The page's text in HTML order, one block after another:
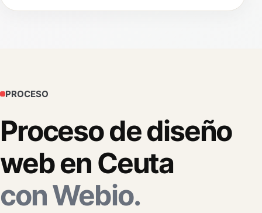
PROCESO
Proceso de diseño
web en Ceuta
con Webio.